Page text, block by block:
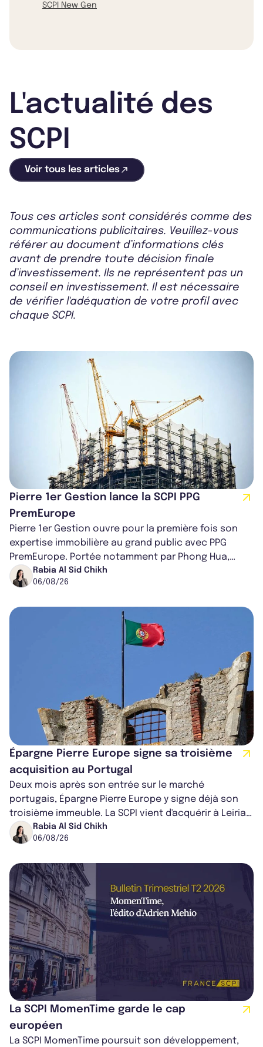
SCPI New Gen
L'actualité des
SCPI
Voir tous les articles
Tous ces articles sont considérés comme des
communications publicitaires. Veuillez-vous
référer au document d’informations clés
avant de prendre toute décision finale
d’investissement. Ils ne représentent pas un
conseil en investissement. Il est nécessaire
de vérifier l'adéquation de votre profil avec
chaque SCPI.
Pierre 1er Gestion lance la SCPI PPG
PremEurope
Pierre 1er Gestion ouvre pour la première fois son
expertise immobilière au grand public avec PPG
PremEurope. Portée notamment par Phong Hua,
ancien directeur des investissements d...
Rabia Al Sid Chikh
06/08/26
Épargne Pierre Europe signe sa troisième
acquisition au Portugal
Deux mois après son entrée sur le marché
portugais, Épargne Pierre Europe y signe déjà son
troisième immeuble. La SCPI vient d'acquérir à Leiria,
dans le centre du pays, un établis...
Rabia Al Sid Chikh
06/08/26
La SCPI MomenTime garde le cap
européen
La SCPI MomenTime poursuit son développement,